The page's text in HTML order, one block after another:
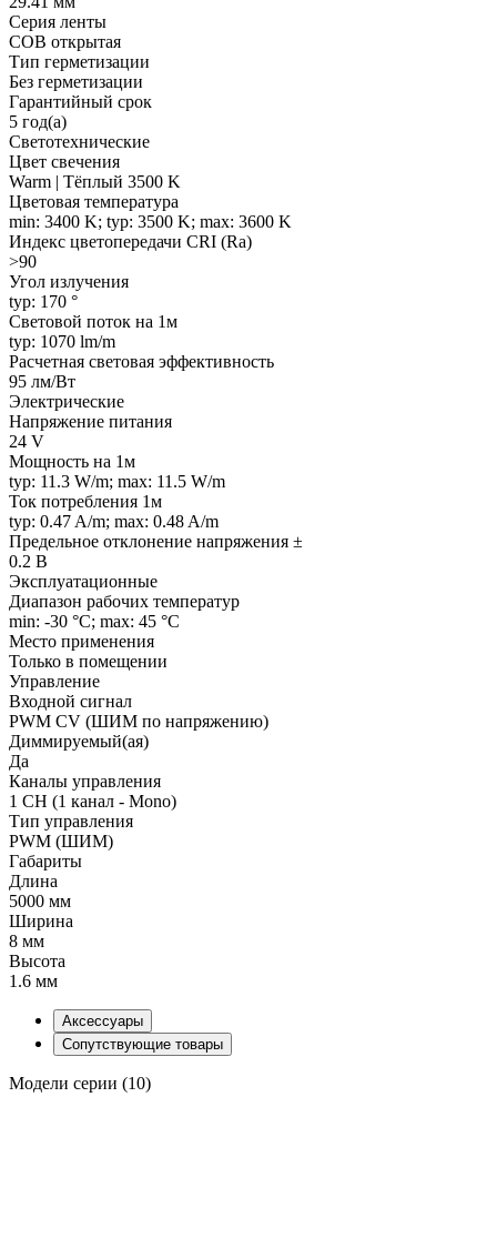
Серия ленты
COB открытая
Тип герметизации
Без герметизации
Гарантийный срок
5 год(а)
Светотехнические
Цвет свечения
Warm | Тёплый 3500 K
Цветовая температура
min: 3400 K; typ: 3500 K; max: 3600 K
Индекс цветопередачи CRI (Ra)
>90
Угол излучения
typ: 170 °
Световой поток на 1м
typ: 1070 lm/m
Расчетная световая эффективность
95 лм/Вт
Электрические
Напряжение питания
24 V
Мощность на 1м
typ: 11.3 W/m; max: 11.5 W/m
Ток потребления 1м
typ: 0.47 A/m; max: 0.48 A/m
Предельное отклонение напряжения ±
0.2 В
Эксплуатационные
Диапазон рабочих температур
min: -30 °C; max: 45 °C
Место применения
Только в помещении
Управление
Входной сигнал
PWM СV (ШИМ по напряжению)
Диммируемый(ая)
Да
Каналы управления
1 CH (1 канал - Mono)
Тип управления
PWM (ШИМ)
Габариты
Длина
5000 мм
Ширина
8 мм
Высота
1.6 мм
Аксессуары
Сопутствующие товары
Модели серии (10)